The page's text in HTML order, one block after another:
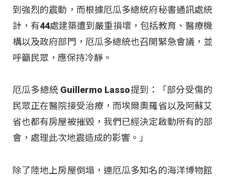
到強烈的震動，而根據厄瓜多總統府秘書通訊處統
計，有44處建築遭到嚴重損壞，包括教育、醫療機
構以及政府部門，厄瓜多總統也召開緊急會議，並
呼籲民眾，應保持冷靜。
厄瓜多總統 Guillermo Lasso提到：「部分受傷的
民眾正在醫院接受治療，而埃爾奧羅省以及阿蘇艾
省也都有房屋被摧毀，我們已經決定啟動所有的部
會，處理此次地震造成的影響。」
除了陸地上房屋倒塌，連厄瓜多知名的海洋博物館